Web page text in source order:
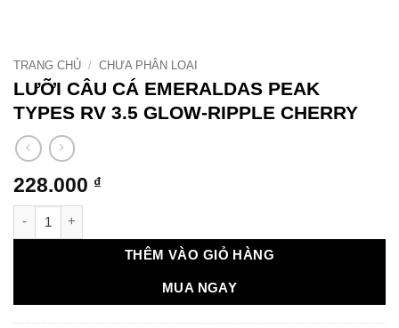
TRANG CHỦ / CHƯA PHÂN LOẠI
LƯỠI CÂU CÁ EMERALDAS PEAK
TYPES RV 3.5 GLOW-RIPPLE CHERRY
228.000 ₫
THÊM VÀO GIỎ HÀNG
MUA NGAY